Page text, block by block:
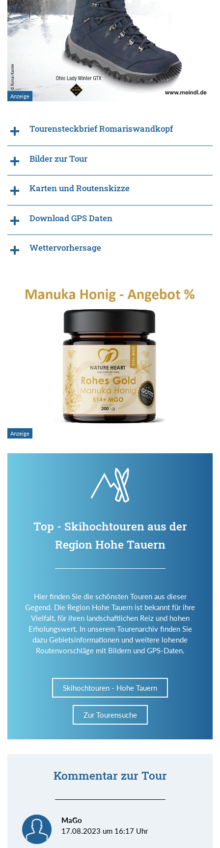
Tourensteckbrief Romariswandkopf
Bilder zur Tour
Karten und Routenskizze
Download GPS Daten
Wettervorhersage
Top - Skihochtouren aus der
Region Hohe Tauern
Hier finden Sie die schönsten Touren aus dieser
Gegend. Die Region Hohe Tauern ist bekannt für ihre
Vielfalt, für ihren landschaftlichen Reiz und hohen
Erholungswert. In unserem Tourenarchiv finden Sie
dazu Gebietsinformationen und weitere lohende
Routenvorschläge mit Bildern und GPS-Daten.
Skihochtouren - Hohe Tauern
Zur Tourensuche
Kommentar zur Tour
MaGo
17.08.2023 um 16:17 Uhr